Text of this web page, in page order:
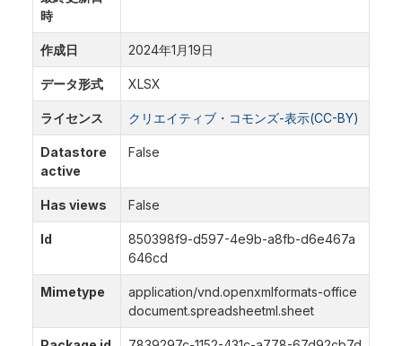
時
作成日 2024年1月19日
データ形式 XLSX
ライセンス クリエイティブ・コモンズ-表示(CC-BY)
Datastore
active
False
Has views False
Id
850398f9-d597-4e9b-a8fb-d6e467a
646cd
Mimetype
application/vnd.openxmlformats-office
document.spreadsheetml.sheet